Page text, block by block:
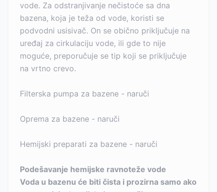
vode. Za odstranjivanje nečistoće sa dna
bazena, koja je teža od vode, koristi se
podvodni usisivač. On se obično priključuje na
uređaj za cirkulaciju vode, ili gde to nije
moguće, preporučuje se tip koji se priključuje
na vrtno crevo.
Filterska pumpa za bazene - naruči
Oprema za bazene - naruči
Hemijski preparati za bazene - naruči
Podešavanje hemijske ravnoteže vode
Voda u bazenu će biti čista i prozirna samo ako